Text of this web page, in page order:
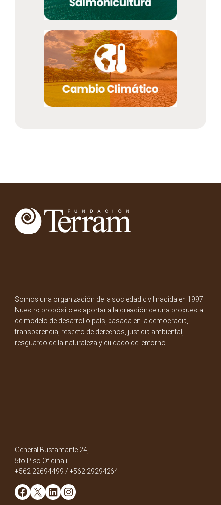
Somos una organización de la sociedad civil nacida en 1997.
Nuestro propósito es aportar a la creación de una propuesta
de modelo de desarrollo país, basada en la democracia,
transparencia, respeto de derechos, justicia ambiental,
resguardo de la naturaleza y cuidado del entorno.
General Bustamante 24,
5to Piso Oficina i.
+562 22694499 / +562 29294264